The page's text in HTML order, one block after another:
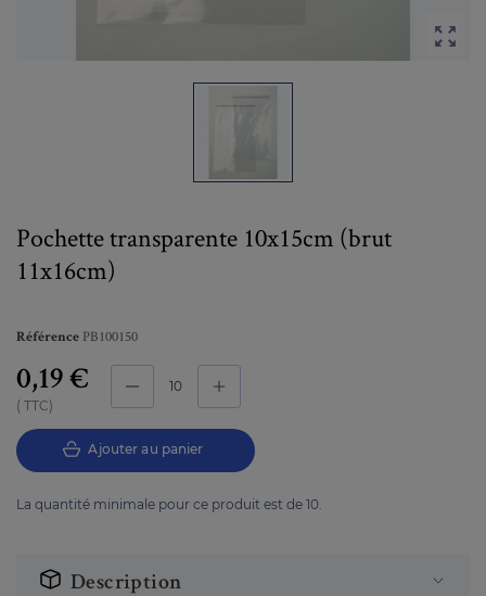

Pochette transparente 10x15cm (brut
11x16cm)
Référence PB100150
0,19 €
TTC
Ajouter au panier
La quantité minimale pour ce produit est de 10.
Description